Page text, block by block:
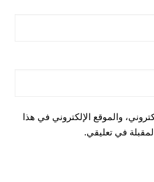
والموقع الإلكتروني في هذا
في تعليقي.